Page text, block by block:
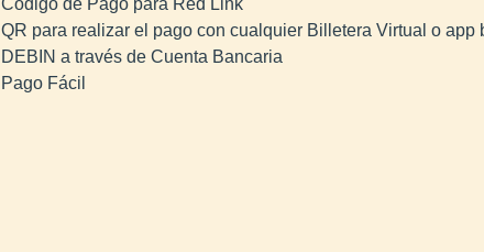
Código de Pago para Red Link
QR para realizar el pago con cualquier Billetera Virtual o app
DEBIN a través de Cuenta Bancaria
Pago Fácil